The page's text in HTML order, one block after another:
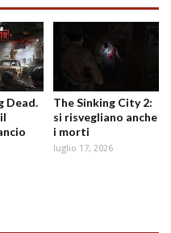
Dead.
The Sinking City 2:
si risvegliano anche
i morti
luglio 17, 2026